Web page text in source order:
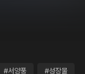
#서양풍 #성장물